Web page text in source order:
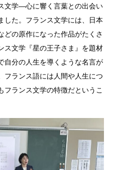
文学―心に響く言葉との出会い
た。フランス文学には、日本
の原作になった作品がたくさ
ス文学『星の王子さま』を題材
自分の人生を導くような名言が
フランス語には人間や人生につ
ランス文学の特徴だというこ